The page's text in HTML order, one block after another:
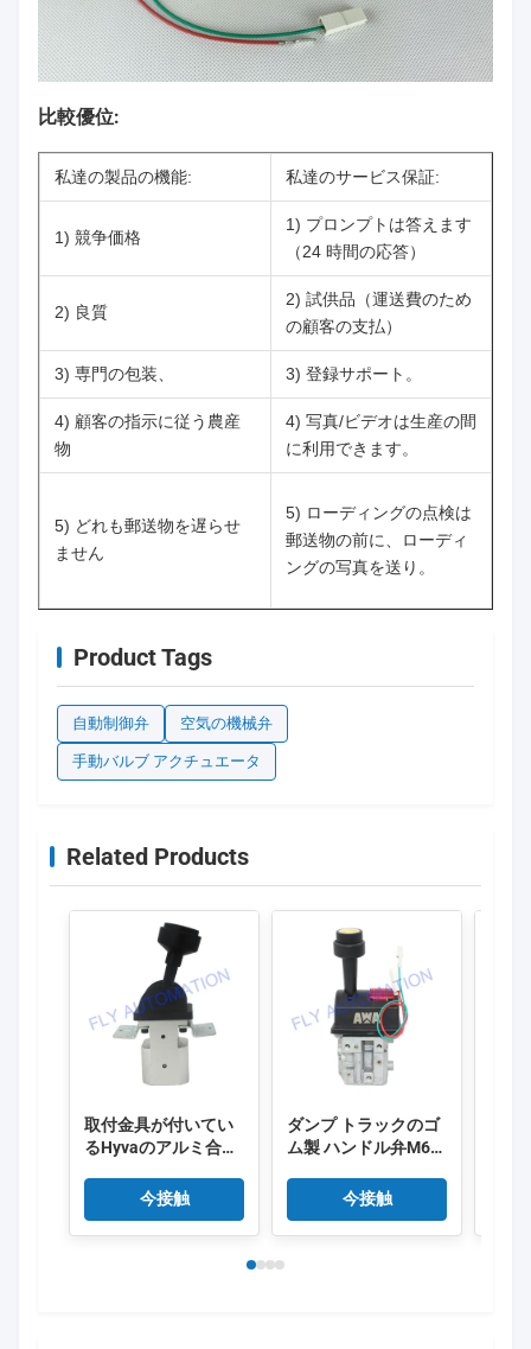
比較優位:
私達の製品の機能: 私達のサービス保証:
1) 競争価格
1) プロンプトは答えます
（24 時間の応答）
2) 良質
2) 試供品（運送費のため
の顧客の支払）
3) 専門の包装、 3) 登録サポート。
4) 顧客の指示に従う農産
物
4) 写真/ビデオは生産の間
に利用できます。
5) どれも郵送物を遅らせ
ません
5) ローディングの点検は
郵送物の前に、ローディ
ングの写真を送り。
Product Tags
自動制御弁 空気の機械弁
手動バルブ アクチュエータ
Related Products
取付金具が付いてい
るHyvaのアルミ合金
今接触
ダンプ トラックのゴ
ム製 ハンドル弁M6制
14750650H
今接触